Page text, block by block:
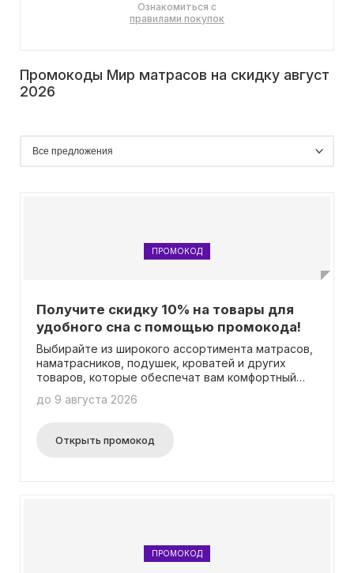
Ознакомиться с
правилами покупок
Промокоды Мир матрасов на скидку август
2026
ПРОМОКОД
Получите скидку 10% на товары для
удобного сна с помощью промокода!
Выбирайте из широкого ассортимента матрасов,
наматрасников, подушек, кроватей и других
товаров, которые обеспечат вам комфортный
который даст вам скидку в 10% от общей
предложение действует при оплате товаров при
получении.
до 9 августа 2026
Открыть промокод
ПРОМОКОД